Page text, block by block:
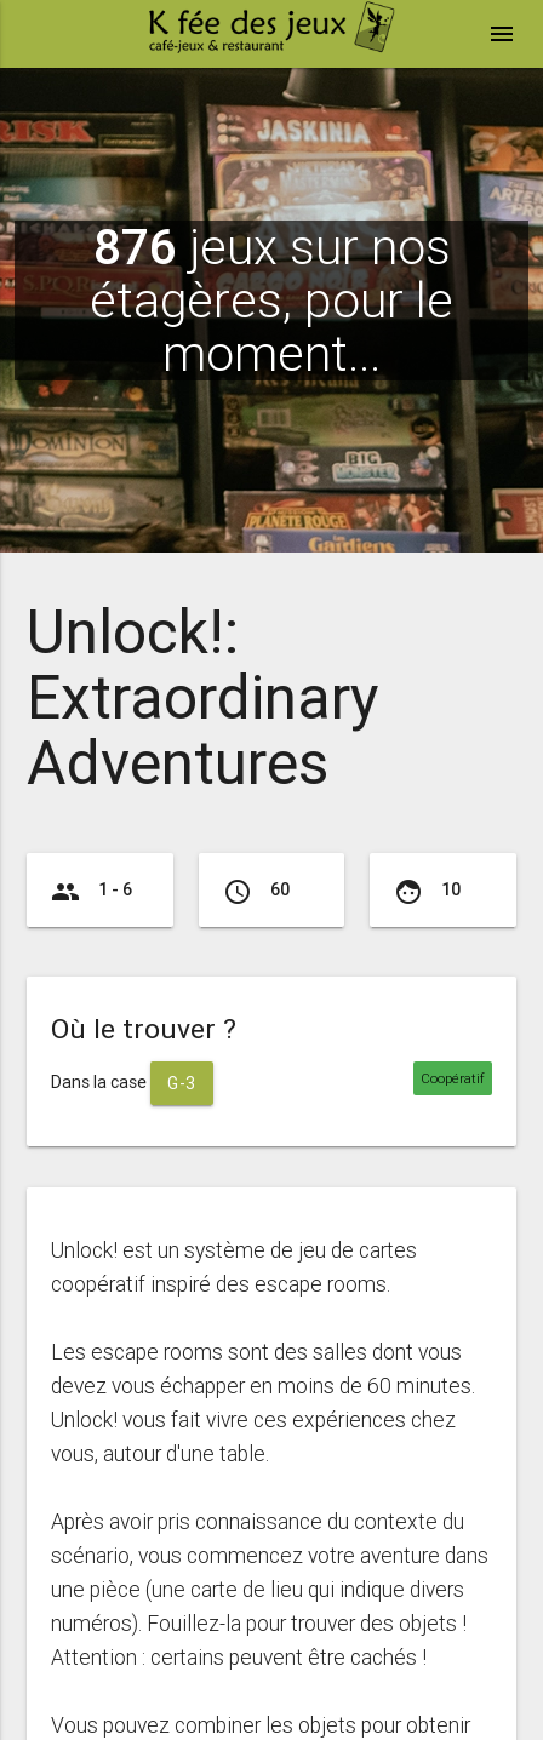
menu
876 jeux sur nos
étagères, pour le
moment...
Unlock!:
Extraordinary
Adventures
group 1 - 6 access_time 60 face 10
Où le trouver ?
Dans la case G-3 Coopératif
Unlock! est un système de jeu de cartes
coopératif inspiré des escape rooms.
Les escape rooms sont des salles dont vous
devez vous échapper en moins de 60 minutes.
Unlock! vous fait vivre ces expériences chez
vous, autour d'une table.
Après avoir pris connaissance du contexte du
scénario, vous commencez votre aventure dans
une pièce (une carte de lieu qui indique divers
numéros). Fouillez-la pour trouver des objets !
Attention : certains peuvent être cachés !
Vous pouvez combiner les objets pour obtenir